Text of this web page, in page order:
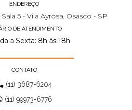
ENDEREÇO
5 - Vila Ayrosa, Osasco - SP
DE ATENDIMENTO
a Sexta: 8h ás 18h
CONTATO
(11) 3687-6204
(11) 99973-6776